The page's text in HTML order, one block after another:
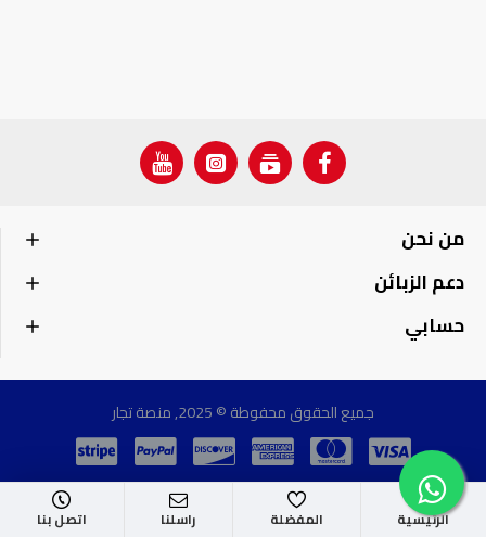
من نحن
دعم الزبائن
حسابي
جميع الحقوق محفوطة © 2025, منصة تجار
الرئيسية المفضلة راسلنا اتصل بنا